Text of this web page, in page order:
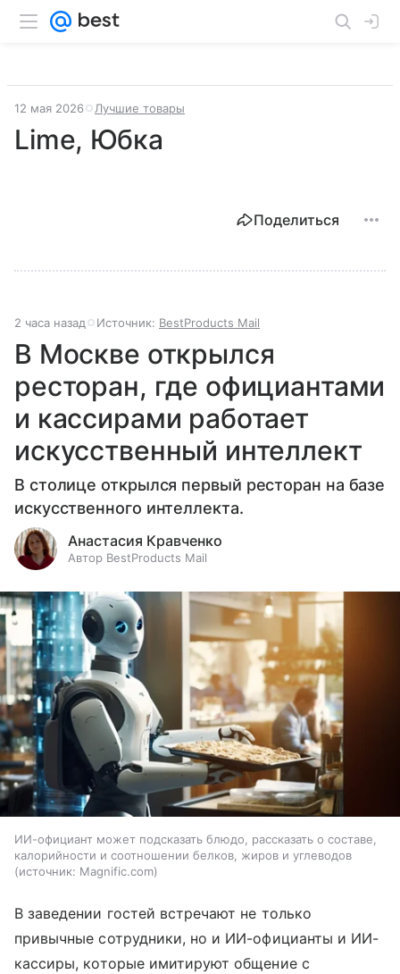
12 мая 2026 Лучшие товары
Lime, Юбка
Поделиться
2 часа назад Источник: BestProducts Mail
В Москве открылся
ресторан, где официантами
и кассирами работает
искусственный интеллект
В столице открылся первый ресторан на базе
искусственного интеллекта.
Анастасия Кравченко
Автор BestProducts Mail
ИИ-официант может подсказать блюдо, рассказать о составе,
калорийности и соотношении белков, жиров и углеводов
источник: Magnific.com
В заведении гостей встречают не только
привычные сотрудники, но и ИИ-официанты и ИИ-
кассиры, которые имитируют общение с